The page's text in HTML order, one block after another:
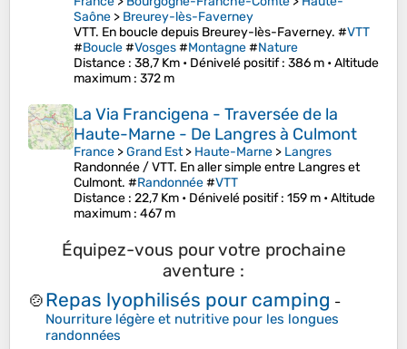
Saône > Breurey-lès-Faverney
VTT. En boucle depuis Breurey-lès-Faverney. #VTT
#Boucle#Vosges#Montagne#Nature
Distance : 38,7 Km • Dénivelé positif: 386 m •Altitude
maximum : 372 m
La Via Francigena - Traversée de la
Haute-Marne - De Langres à Culmont
France >Grand Est> Haute-Marne > Langres
Randonnée / VTT. En aller simple entre Langres et
Culmont. #Randonnée#VTT
Distance : 22,7 Km • Dénivelé positif: 159 m •Altitude
maximum : 467 m
Équipez-vous pour votre prochaine
aventure :
🍲Repas lyophilisés pour camping -
Nourriture légère et nutritive pour les longues
randonnées